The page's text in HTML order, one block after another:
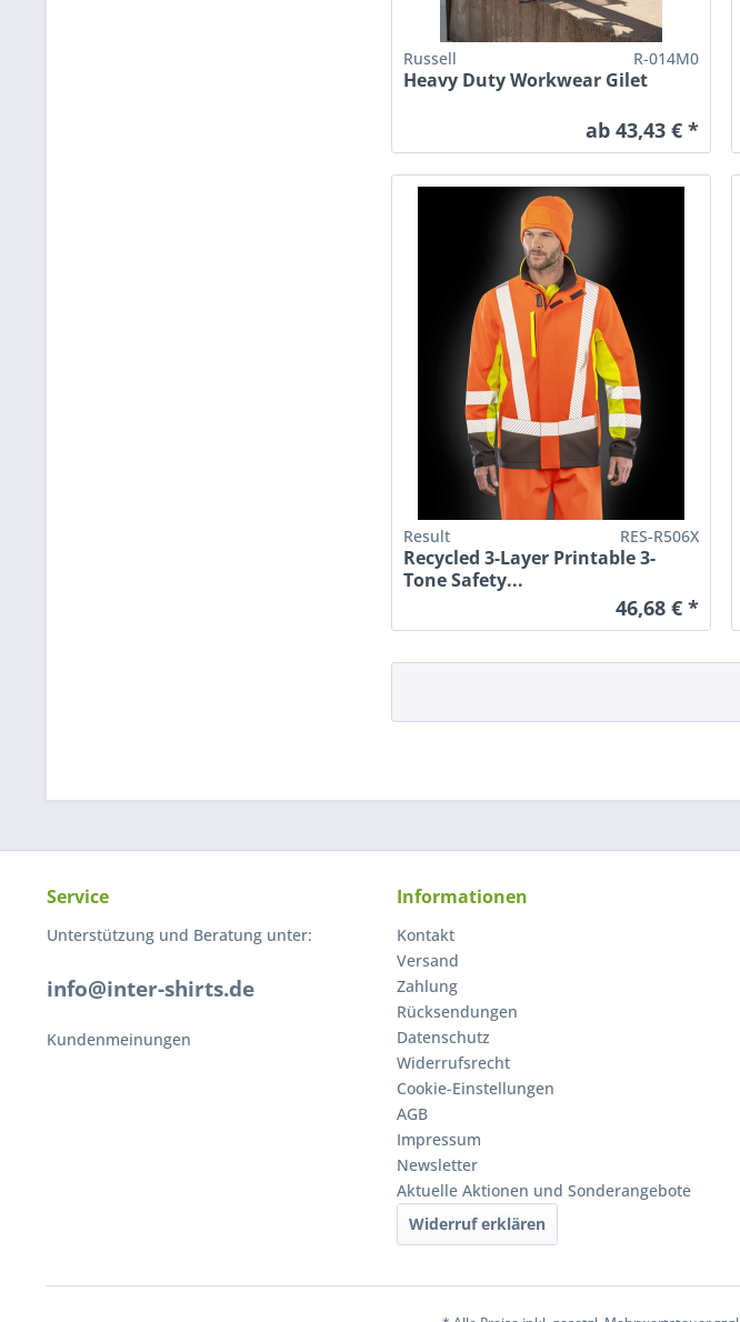
Russell R-014M0
Heavy Duty Workwear Gilet
ab 43,43 € *
Result RES-R506X
Recycled 3-Layer Printable 3-
Tone Safety...
46,68 € *
Service
Unterstützung und Beratung unter:
info@inter-shirts.de
Kundenmeinungen
Informationen
Kontakt
Versand
Zahlung
Rücksendungen
Datenschutz
Widerrufsrecht
Cookie-Einstellungen
AGB
Impressum
Newsletter
Aktuelle Aktionen und Sonderangebote
Widerruf erklären